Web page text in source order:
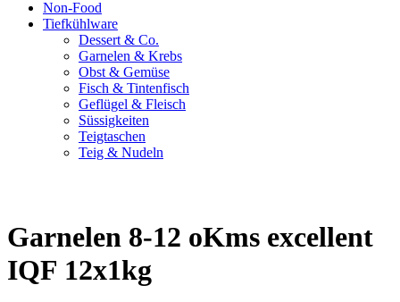
Non-Food
Tiefkühlware
Dessert & Co.
Garnelen & Krebs
Obst & Gemüse
Fisch & Tintenfisch
Geflügel & Fleisch
Süssigkeiten
Teigtaschen
Teig & Nudeln
Garnelen 8-12 oKms excellent
IQF 12x1kg